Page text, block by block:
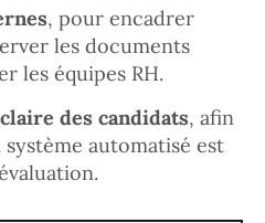
, pour encadrer
les documents
les équipes RH.
des candidats, afin
système automatisé est